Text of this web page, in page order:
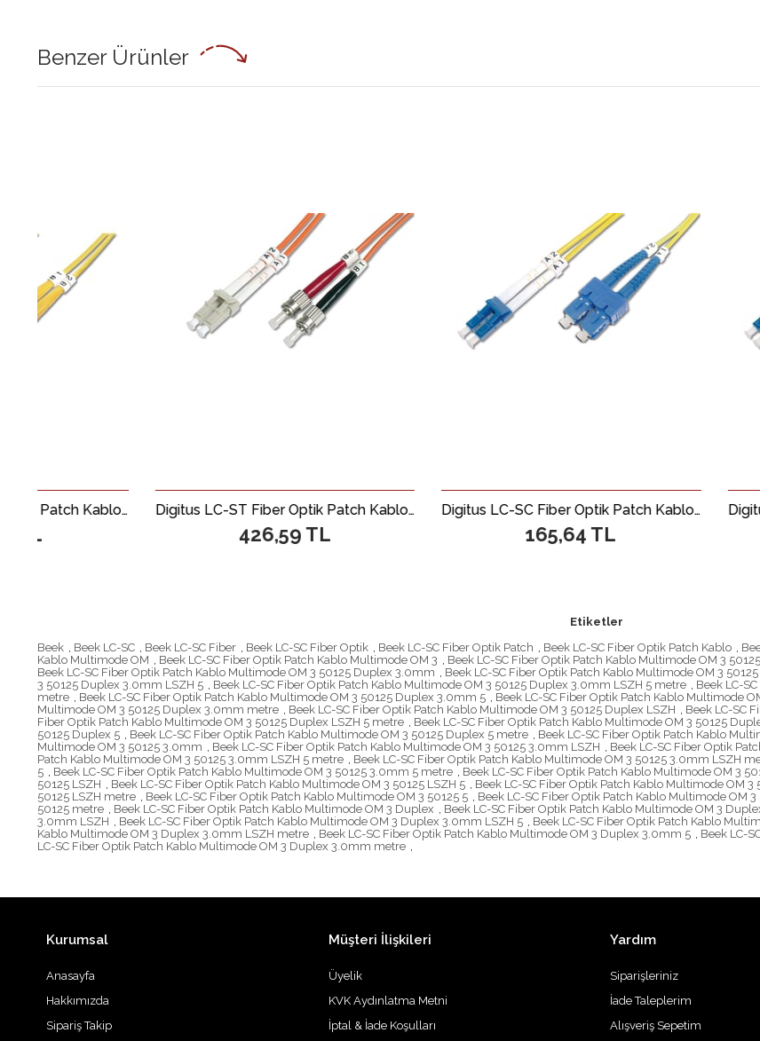
Benzer Ürünler
Digitus LC-ST Fiber Optik Patch Kablo, 3 metre, Singlemode, Duplex, 09/125 Digitus LC-ST Fiber Optik Patch Kablo, 2 metre, Multimode, Duplex, 62.5/125
426,59 TL
Digitus LC-SC Fiber Optik Patch Kablo, 2 metre, Singlemode, Duplex, 09/125
165,64 TL
Etiketler
Beek
Beek LC-SC Beek LC-SC Fiber Beek LC-SC Fiber Optik Beek LC-SC Fiber Optik Patch Beek LC-SC Fiber Optik Patch Kablo
Kablo Multimode OM
Beek LC-SC Fiber Optik Patch Kablo Multimode OM 3 Beek LC-SC Fiber Optik Patch Kablo Multimode OM 3 50125
Beek LC-SC Fiber Optik Patch Kablo Multimode OM 3 50125 Duplex 3.0mm
Beek LC-SC Fiber Optik Patch Kablo Multimode OM 3
3 50125 Duplex 3.0mm LSZH 5
Beek LC-SC Fiber Optik Patch Kablo Multimode OM 3 50125 Duplex 3.0mm LSZH 5 metre
Beek LC-
metre
Beek LC-SC Fiber Optik Patch Kablo Multimode OM 3 50125 Duplex 3.0mm 5 Beek LC-SC Fiber Optik Patch Kablo Multimode
Multimode OM 3 50125 Duplex 3.0mm metre
Beek LC-SC Fiber Optik Patch Kablo Multimode OM 3 50125 Duplex LSZH Beek LC-SC
Fiber Optik Patch Kablo Multimode OM 3 50125 Duplex LSZH 5 metre
Beek LC-SC Fiber Optik Patch Kablo Multimode OM 3 50125
50125 Duplex 5
Beek LC-SC Fiber Optik Patch Kablo Multimode OM 3 50125 Duplex 5 metre Beek LC-SC Fiber Optik Patch Kablo
Multimode OM 3 50125 3.0mm
Beek LC-SC Fiber Optik Patch Kablo Multimode OM 3 50125 3.0mm LSZH Beek LC-SC Fiber Optik
Patch Kablo Multimode OM 3 50125 3.0mm LSZH 5 metre
Beek LC-SC Fiber Optik Patch Kablo Multimode OM 3 50125 3.0mm LSZH
5
Beek LC-SC Fiber Optik Patch Kablo Multimode OM 3 50125 3.0mm 5 metre Beek LC-SC Fiber Optik Patch Kablo Multimode OM 3
50125 LSZH
Beek LC-SC Fiber Optik Patch Kablo Multimode OM 3 50125 LSZH 5 Beek LC-SC Fiber Optik Patch Kablo Multimode OM 3
50125 LSZH metre
Beek LC-SC Fiber Optik Patch Kablo Multimode OM 3 50125 5 Beek LC-SC Fiber Optik Patch Kablo Multimode OM
50125 metre
Beek LC-SC Fiber Optik Patch Kablo Multimode OM 3 Duplex Beek LC-SC Fiber Optik Patch Kablo Multimode OM 3
3.0mm LSZH
Beek LC-SC Fiber Optik Patch Kablo Multimode OM 3 Duplex 3.0mm LSZH 5 Beek LC-SC Fiber Optik Patch Kablo
Kablo Multimode OM 3 Duplex 3.0mm LSZH metre
Beek LC-SC Fiber Optik Patch Kablo Multimode OM 3 Duplex 3.0mm 5 Beek LC-
LC-SC Fiber Optik Patch Kablo Multimode OM 3 Duplex 3.0mm metre
Kurumsal
Anasayfa
Hakkımızda
Sipariş Takip
Müşteri İlişkileri
Üyelik
KVK Aydınlatma Metni
İptal & İade Koşulları
Yardım
Siparişleriniz
İade Taleplerim
Alışveriş Sepetim